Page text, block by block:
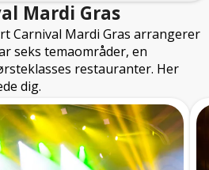
Mardi Gras
Carnival Mardi Gras arrangerer
seks temaområder, en
restauranter. Her
dig.